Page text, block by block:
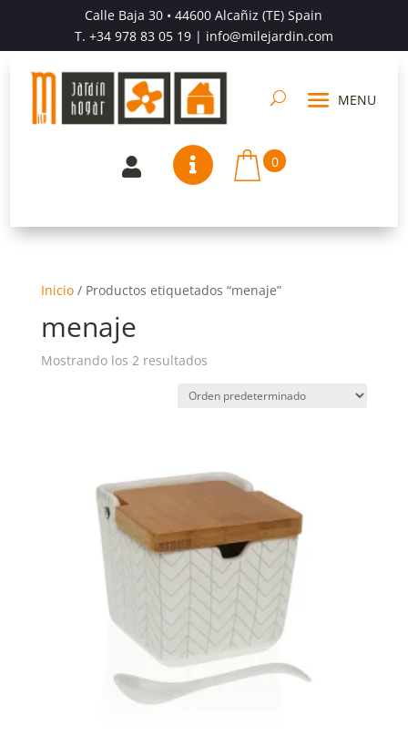
Calle Baja 30 • 44600 Alcañiz (TE) Spain
T. +34 978 83 05 19| info@milejardin.com
  0
Inicio/ Productos etiquetados “menaje”
menaje
Mostrando los 2 resultados